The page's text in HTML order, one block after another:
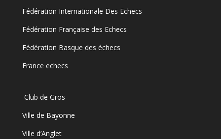
Fédération Internationale Des Echecs
Fédération Française des Echecs
Fédération Basque des échecs
France echecs
Club de Gros
Ville de Bayonne
Ville d’Anglet